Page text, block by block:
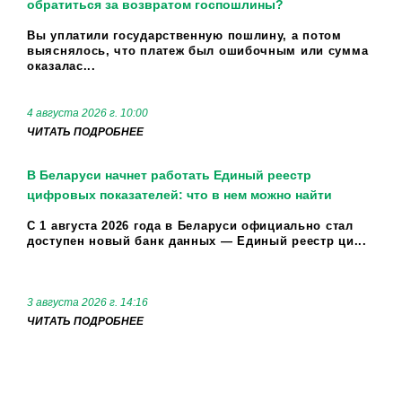
обратиться за возвратом госпошлины?
Вы уплатили государственную пошлину, а потом
выяснялось, что платеж был ошибочным или сумма
оказалас...
4 августа 2026 г. 10:00
ЧИТАТЬ ПОДРОБНЕЕ
В Беларуси начнет работать Единый реестр
цифровых показателей: что в нем можно найти
С 1 августа 2026 года в Беларуси официально стал
доступен новый банк данных — Единый реестр ци...
3 августа 2026 г. 14:16
ЧИТАТЬ ПОДРОБНЕЕ